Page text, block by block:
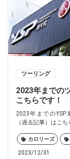
TRACER9
ツーリング
2023年までの
こちらです！
2023年までの
（過去記事）はこ
カロリーズ
2023/12/31